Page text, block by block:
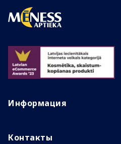
Информация
Контакты